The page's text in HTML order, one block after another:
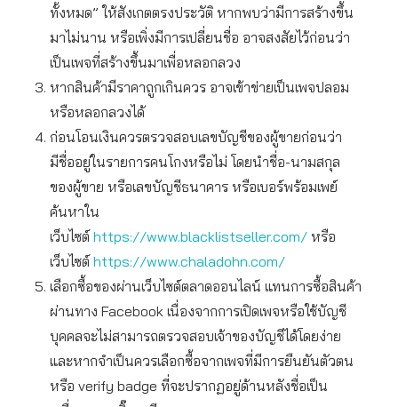
ทั้งหมด” ให้สังเกตตรงประวัติ หากพบว่ามีการสร้างขึ้น
มาไม่นาน หรือเพิ่งมีการเปลี่ยนชื่อ อาจสงสัยไว้ก่อนว่า
เป็นเพจที่สร้างขึ้นมาเพื่อหลอกลวง
หากสินค้ามีราคาถูกเกินควร อาจเข้าข่ายเป็นเพจปลอม
หรือหลอกลวงได้
ก่อนโอนเงินควรตรวจสอบเลขบัญชีของผู้ขายก่อนว่า
มีชื่ออยู่ในรายการคนโกงหรือไม่ โดยนำชื่อ-นามสกุล
ของผู้ขาย หรือเลขบัญชีธนาคาร หรือเบอร์พร้อมเพย์
ค้นหาใน
เว็บไซต์ https://www.blacklistseller.com/ หรือ
เว็บไซต์ https://www.chaladohn.com/
เลือกซื้อของผ่านเว็บไซต์ตลาดออนไลน์ แทนการซื้อสินค้า
ผ่านทาง Facebook เนื่องจากการเปิดเพจหรือใช้บัญชี
บุคคลจะไม่สามารถตรวจสอบเจ้าของบัญชีได้โดยง่าย
และหากจำเป็นควรเลือกซื้อจากเพจที่มีการยืนยันตัวตน
หรือ verify badge ที่จะปรากฏอยู่ด้านหลังชื่อเป็น